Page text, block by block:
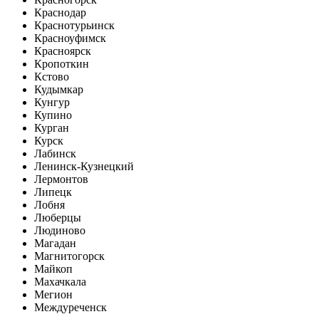
Краснодар
Краснотурьинск
Красноуфимск
Красноярск
Кропоткин
Кстово
Кудымкар
Кунгур
Купино
Курган
Курск
Лабинск
Ленинск-Кузнецкий
Лермонтов
Липецк
Лобня
Люберцы
Людиново
Магадан
Магнитогорск
Майкоп
Махачкала
Мегион
Междуреченск